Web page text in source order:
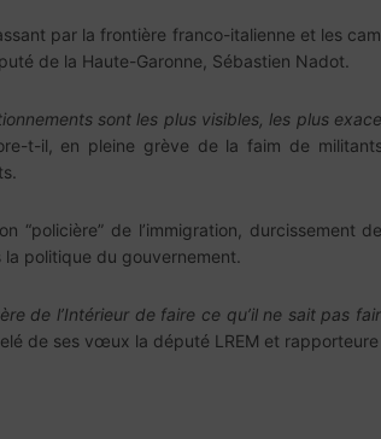
par la frontière franco-italienne et les
de la Haute-Garonne, Sébastien Nadot.
sont les plus visibles, les plus
t-il, en pleine grève de la faim de
“policière” de l’immigration, durcissement
la politique du gouvernement.
de l’Intérieur de faire ce qu’il ne sait pas
de ses vœux la député LREM et